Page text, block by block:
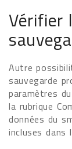
Vérifier
Autre
sauvegarde
paramètres
la rubrique
données du
incluses dans